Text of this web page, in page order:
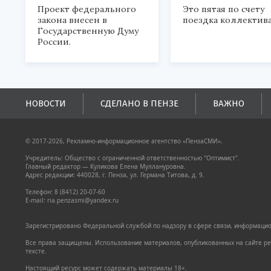
Проект федерального
закона внесен в
Государственную Думу
России.
Это пятая по счету
поездка
НОВОСТИ СДЕЛАНО В ПЕНЗЕ ВАЖНО
© 2017-2026, Рекламно-информационное агентство «ПензаСМИ».
Учредитель: Общество с ограниченной ответственностью "Оптимист".
Главный редактор — Куликова Елена Муллануровна.
Адрес редакции: 440028, г. Пенза, ул. Германа Титова, д. 9.
Телефон: 8 (8412) 20-07-60
E-mail: ria.penzasmi@yandex.ru
Зарегистрировано Федеральной службой по надзору в сфере связи,
Все права защищены. Использование материалов, опубликованных на сайте
тексте.
Настоящий ресурс может содержать материалы 18+.